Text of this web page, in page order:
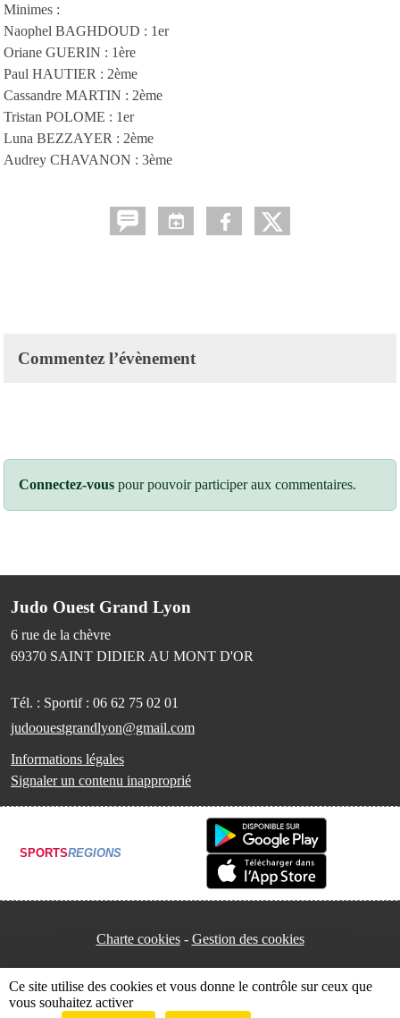
Minimes :
Naophel BAGHDOUD : 1er
Oriane GUERIN : 1ère
Paul HAUTIER : 2ème
Cassandre MARTIN : 2ème
Tristan POLOME : 1er
Luna BEZZAYER : 2ème
Audrey CHAVANON : 3ème
Commentez l’évènement
Connectez-vous pour pouvoir participer aux commentaires.
Judo Ouest Grand Lyon
6 rue de la chèvre
69370 SAINT DIDIER AU MONT D'OR
Tél. : Sportif : 06 62 75 02 01
judoouestgrandlyon@gmail.com
Informations légales
Signaler un contenu inapproprié
SPORTSREGIONS
Charte cookies Gestion des cookies
Ce site utilise des cookies et vous donne le contrôle sur ceux que
vous souhaitez activer